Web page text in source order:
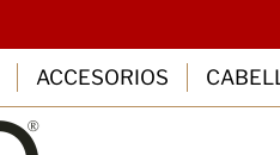
ACCESORIOS